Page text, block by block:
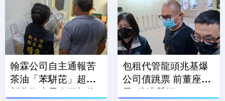
翰霖公司自主通報苦
茶油「苯駢芘」超標
新北衛生局令下架停
包租代管龍頭兆基爆
公司債跳票 前董座涉
吞7億遭聲押